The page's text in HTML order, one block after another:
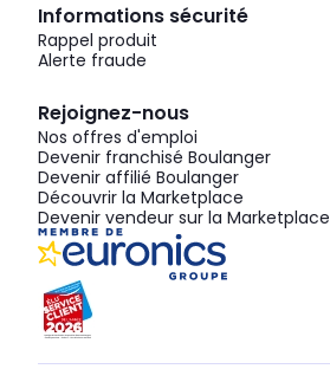
Informations sécurité
Rappel produit
Alerte fraude
Rejoignez-nous
Nos offres d'emploi
Devenir franchisé Boulanger
Devenir affilié Boulanger
Découvrir la Marketplace
Devenir vendeur sur la Marketplace